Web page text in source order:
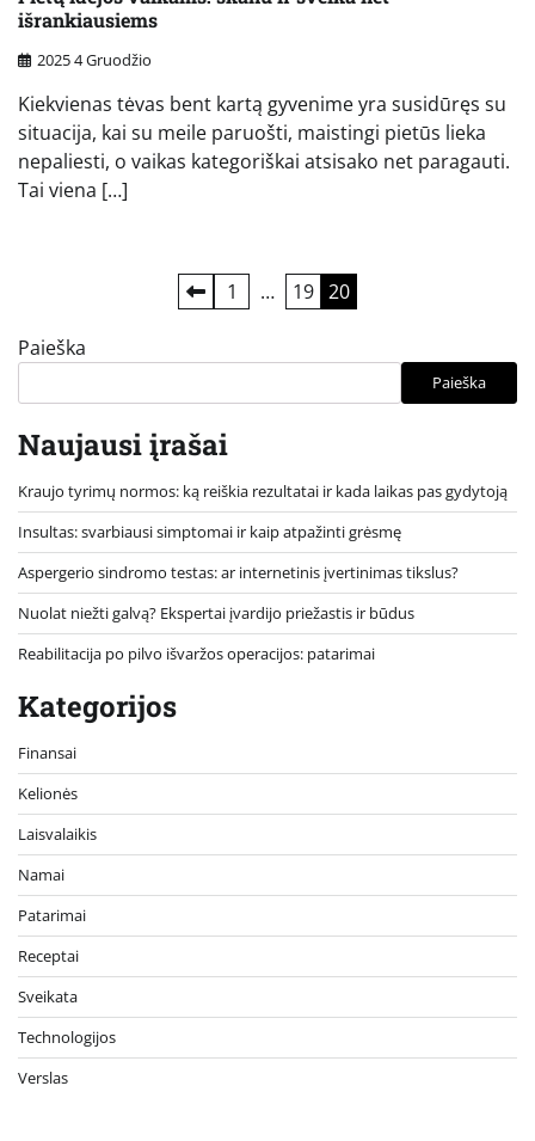
išrankiausiems
2025 4 Gruodžio
Kiekvienas tėvas bent kartą gyvenime yra susidūręs su
situacija, kai su meile paruošti, maistingi pietūs lieka
nepaliesti, o vaikas kategoriškai atsisako net paragauti.
Tai viena […]
puslapiavimas
1 … 19 20
Paieška
Paieška
Naujausi įrašai
Kraujo tyrimų normos: ką reiškia rezultatai ir kada laikas pas gydytoją
Insultas: svarbiausi simptomai ir kaip atpažinti grėsmę
Aspergerio sindromo testas: ar internetinis įvertinimas tikslus?
Nuolat niežti galvą? Ekspertai įvardijo priežastis ir būdus
Reabilitacija po pilvo išvaržos operacijos: patarimai
Kategorijos
Finansai
Kelionės
Laisvalaikis
Namai
Patarimai
Receptai
Sveikata
Technologijos
Verslas